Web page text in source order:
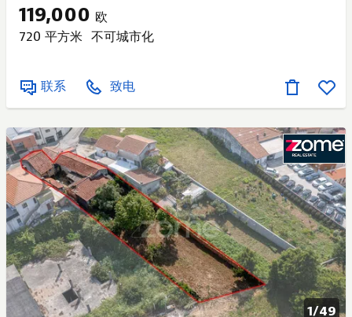
119,000 欧
720 平方米 不可城市化
联系 致电
1/49